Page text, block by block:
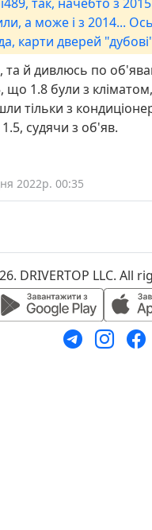
а може і з 2014...
карти дверей
та й дивлюсь по
1.8 були з кліматом,
тільки з
1.5, судячи з об'яв.
2022р. 00:35
DRIVERTOP LLC. All